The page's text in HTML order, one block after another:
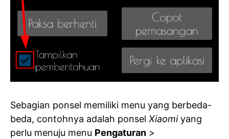
Sebagian ponsel memiliki menu yang berbeda-
beda, contohnya adalah ponsel Xiaomiyang
perlu menuju menu Pengaturan >